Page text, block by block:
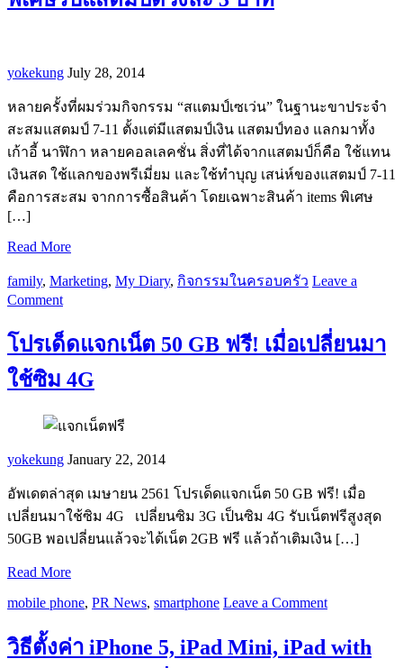
yokekung July 28, 2014
หลายครั้งที่ผมร่วมกิจกรรม “สแตมป์เซเว่น” ในฐานะขาประจำ
สะสมแสตมป์ 7-11 ตั้งแต่มีแสตมป์เงิน แสตมป์ทอง แลกมาทั้ง
เก้าอี้ นาฬิกา หลายคอลเลคชั่น สิ่งที่ได้จากแสตมป์ก็คือ ใช้แทน
เงินสด ใช้แลกของพรีเมี่ยม และใช้ทำบุญ เสน่ห์ของแสตมป์ 7-11
คือการสะสม จากการซื้อสินค้า โดยเฉพาะสินค้า items พิเศษ
[…]
Read More
family, Marketing, My Diary, กิจกรรมในครอบครัว Leave a
Comment
โปรเด็ดแจกเน็ต 50 GB ฟรี! เมื่อเปลี่ยนมา
ใช้ซิม 4G
yokekung January 22, 2014
อัพเดตล่าสุด เมษายน 2561 โปรเด็ดแจกเน็ต 50 GB ฟรี! เมื่อ
เปลี่ยนมาใช้ซิม 4G เปลี่ยนซิม 3G เป็นซิม 4G รับเน็ตฟรีสูงสุด
50GB พอเปลี่ยนแล้วจะได้เน็ต 2GB ฟรี แล้วถ้าเติมเงิน […]
Read More
mobile phone, PR News, smartphone Leave a Comment
วิธีตั้งค่า iPhone 5, iPad Mini, iPad with